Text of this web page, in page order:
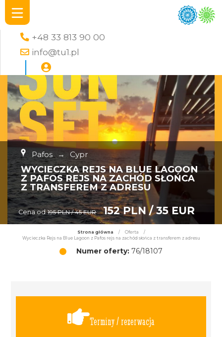
+48 33 813 90 00
info@tu1.pl
Pafos → Cypr
WYCIECZKA REJS NA BLUE LAGOON
Z PAFOS REJS NA ZACHÓD SŁOŃCA
Z TRANSFEREM Z ADRESU
Cena od 195 PLN / 45 EUR 152 PLN / 35 EUR
Strona główna / Oferta
/
Wycieczka Rejs na Blue Lagoon z Pafos rejs na zachód słońca z transferem z adresu
Numer oferty: 76/18107
Terminy / rezerwacja